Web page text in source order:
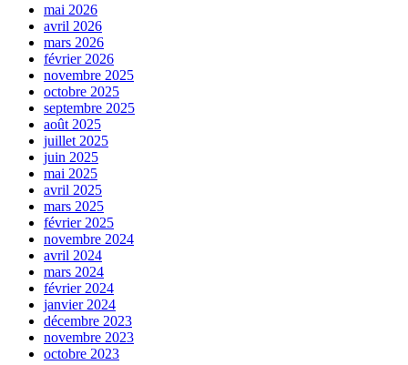
mai 2026
avril 2026
mars 2026
février 2026
novembre 2025
octobre 2025
septembre 2025
août 2025
juillet 2025
juin 2025
mai 2025
avril 2025
mars 2025
février 2025
novembre 2024
avril 2024
mars 2024
février 2024
janvier 2024
décembre 2023
novembre 2023
octobre 2023